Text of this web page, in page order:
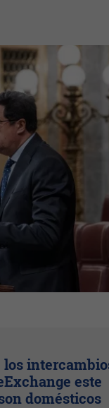
los
este
domésticos